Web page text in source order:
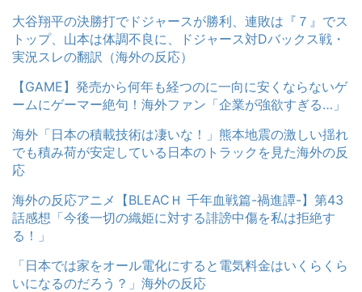
大谷翔平の決勝打でドジャースが勝利、連敗は『７』でス
トップ、山本は体調不良に、ドジャース対Dバックス戦・
実況スレの翻訳（海外の反応）
【GAME】発売から何年も経つのに一向に安くならないゲ
ームにゲーマー絶句！海外ファン「企業が強欲すぎる…」
海外「日本の積載技術は凄いな！」熊本地震の激しい揺れ
でも積み荷が安定している日本のトラックを見た海外の反
応
海外の反応アニメ【BLEACＨ 千年血戦篇-禍進譚-】第43
話感想「今後一切の織姫に対する誹謗中傷を私は拒絶す
る！」
「日本では家をオール電化にすると電気料金はいくらくら
いになるのだろう？」海外の反応